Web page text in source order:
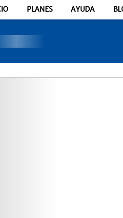
PLANES AYUDA